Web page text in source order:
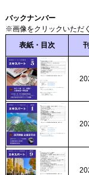
バックナンバー
※画像をクリックいただ
表紙・目次